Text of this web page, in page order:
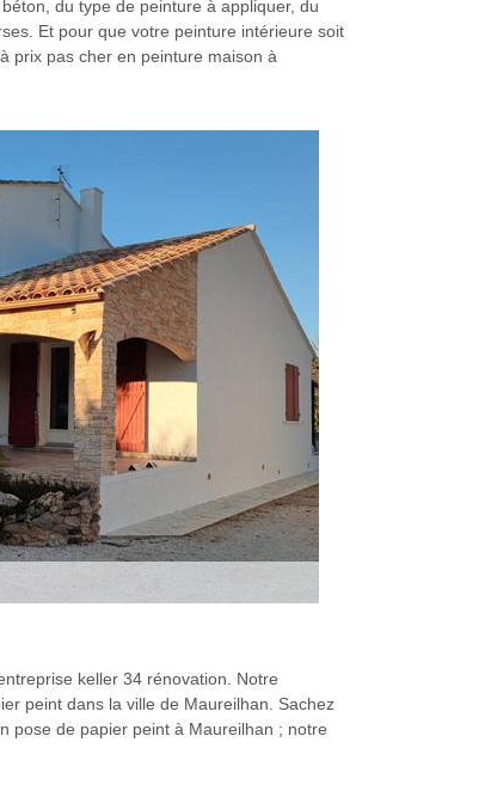
du type de peinture à appliquer, du
Et pour que votre peinture intérieure soit
prix pas cher en peinture maison à
keller 34 rénovation. Notre
peint dans la ville de Maureilhan. Sachez
pose de papier peint à Maureilhan ; notre